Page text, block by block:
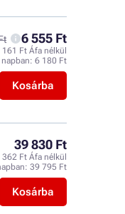
6 555 Ft
161 Ft Áfa nélkül
6 180 Ft
Kosárba
39 830 Ft
362 Ft Áfa nélkül
39 795 Ft
Kosárba